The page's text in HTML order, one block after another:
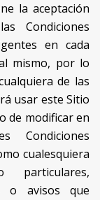
la aceptación
Condiciones
en cada
mismo, por lo
de las
usar este Sitio
de modificar en
Condiciones
cualesquiera
particulares,
o avisos que